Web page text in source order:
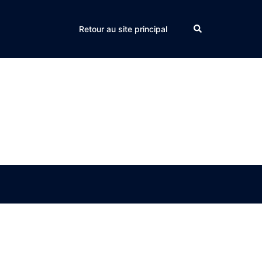
Retour au site principal Search